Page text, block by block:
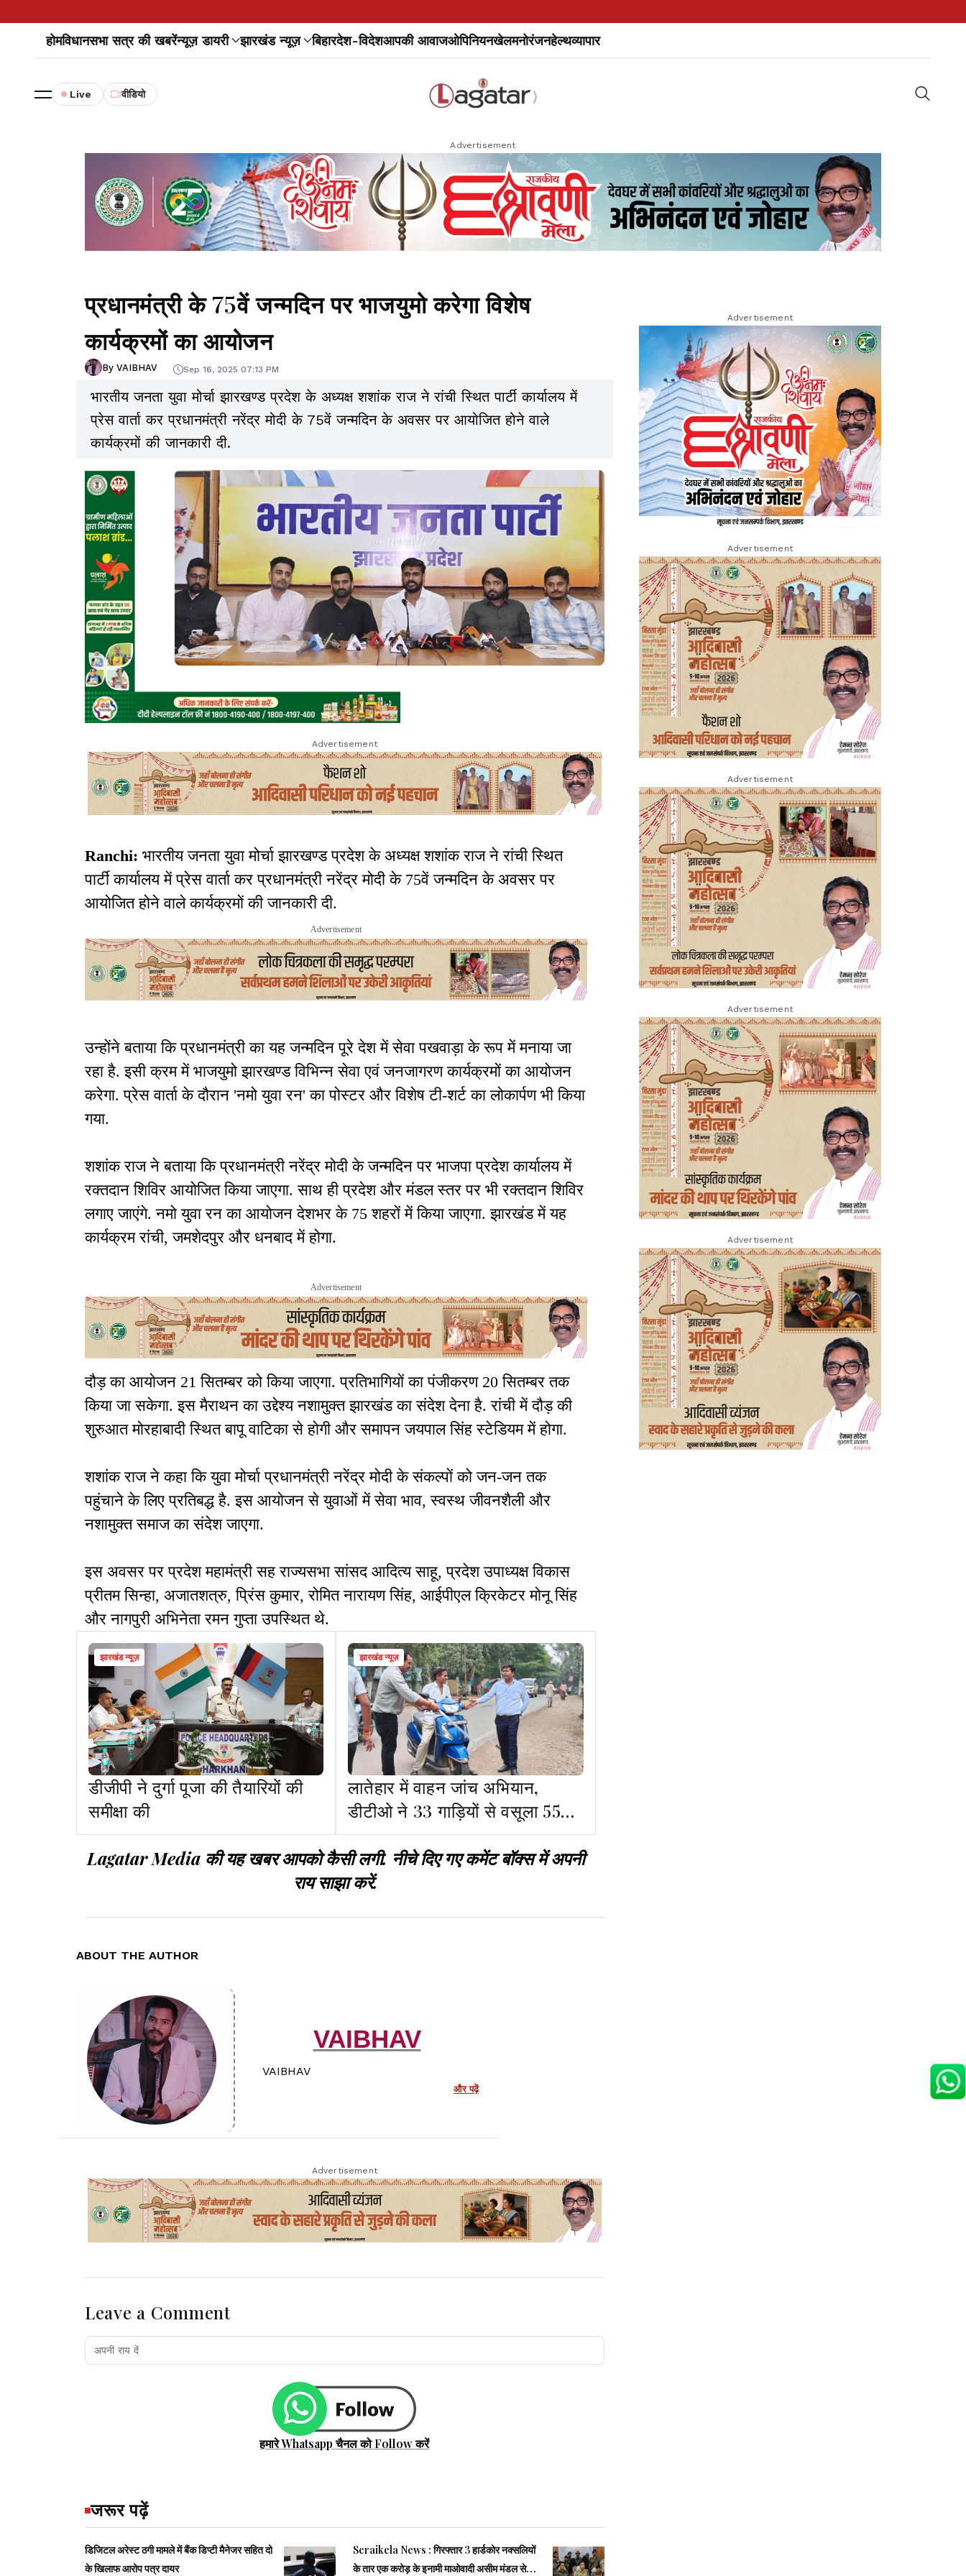
होमविधानसभा सत्र की खबरेंन्यूज़ डायरी झारखंड न्यूज़ बिहारदेश-विदेशआपकी आवाजओपिनियनखेलमनोरंजनहेल्थव्यापार
Live वीडियो
Advertisement
प्रधानमंत्री के 75वें जन्मदिन पर भाजयुमो करेगा विशेष
कार्यक्रमों का आयोजन
By VAIBHAV Sep 16, 2025 07:13 PM
भारतीय जनता युवा मोर्चा झारखण्ड प्रदेश के अध्यक्ष शशांक राज ने रांची स्थित पार्टी कार्यालय में
प्रेस वार्ता कर प्रधानमंत्री नरेंद्र मोदी के 75वें जन्मदिन के अवसर पर आयोजित होने वाले
कार्यक्रमों की जानकारी दी.
Advertisement
Ranchi: भारतीय जनता युवा मोर्चा झारखण्ड प्रदेश के अध्यक्ष शशांक राज ने रांची स्थित
पार्टी कार्यालय में प्रेस वार्ता कर प्रधानमंत्री नरेंद्र मोदी के 75वें जन्मदिन के अवसर पर
आयोजित होने वाले कार्यक्रमों की जानकारी दी.
Advertisement
उन्होंने बताया कि प्रधानमंत्री का यह जन्मदिन पूरे देश में सेवा पखवाड़ा के रूप में मनाया जा
रहा है. इसी क्रम में भाजयुमो झारखण्ड विभिन्न सेवा एवं जनजागरण कार्यक्रमों का आयोजन
करेगा. प्रेस वार्ता के दौरान 'नमो युवा रन' का पोस्टर और विशेष टी-शर्ट का लोकार्पण भी किया
गया.
शशांक राज ने बताया कि प्रधानमंत्री नरेंद्र मोदी के जन्मदिन पर भाजपा प्रदेश कार्यालय में
रक्तदान शिविर आयोजित किया जाएगा. साथ ही प्रदेश और मंडल स्तर पर भी रक्तदान शिविर
लगाए जाएंगे. नमो युवा रन का आयोजन देशभर के 75 शहरों में किया जाएगा. झारखंड में यह
कार्यक्रम रांची, जमशेदपुर और धनबाद में होगा.
Advertisement
दौड़ का आयोजन 21 सितम्बर को किया जाएगा. प्रतिभागियों का पंजीकरण 20 सितम्बर तक
किया जा सकेगा. इस मैराथन का उद्देश्य नशामुक्त झारखंड का संदेश देना है. रांची में दौड़ की
शुरुआत मोरहाबादी स्थित बापू वाटिका से होगी और समापन जयपाल सिंह स्टेडियम में होगा.
शशांक राज ने कहा कि युवा मोर्चा प्रधानमंत्री नरेंद्र मोदी के संकल्पों को जन-जन तक
पहुंचाने के लिए प्रतिबद्ध है. इस आयोजन से युवाओं में सेवा भाव, स्वस्थ जीवनशैली और
नशामुक्त समाज का संदेश जाएगा.
इस अवसर पर प्रदेश महामंत्री सह राज्यसभा सांसद आदित्य साहू, प्रदेश उपाध्यक्ष विकास
प्रीतम सिन्हा, अजातशत्रु, प्रिंस कुमार, रोमित नारायण सिंह, आईपीएल क्रिकेटर मोनू सिंह
और नागपुरी अभिनेता रमन गुप्ता उपस्थित थे.
झारखंड न्यूज़
डीजीपी ने दुर्गा पूजा की तैयारियों की
समीक्षा की
झारखंड न्यूज़
लातेहार में वाहन जांच अभियान,
डीटीओ ने 33 गाड़ियों से वसूला 55
हजार रुपये जुर्माना
Lagatar Media की यह खबर आपको कैसी लगी. नीचे दिए गए कमेंट बॉक्स में अपनी
राय साझा करें.
ABOUT THE AUTHOR
VAIBHAV
VAIBHAV
और पढ़ें
Advertisement
Leave a Comment
हमारे Whatsapp चैनल को Follow करें
जरूर पढ़ें
डिजिटल अरेस्ट ठगी मामले में बैंक डिप्टी मैनेजर सहित दो
के खिलाफ आरोप पत्र दायर
Seraikela News : गिरफ्तार 3 हार्डकोर नक्सलियों
के तार एक करोड़ के इनामी माओवादी असीम मंडल से
Advertisement
Advertisement
Advertisement
Advertisement
Advertisement